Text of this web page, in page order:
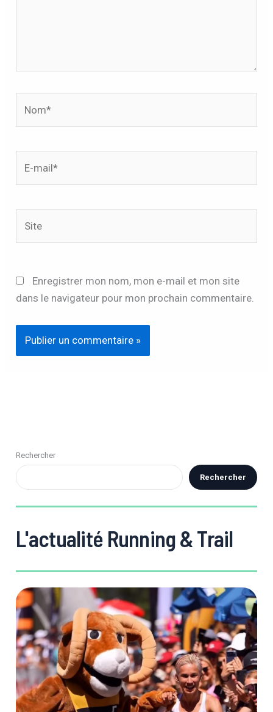
Enregistrer mon nom, mon e-mail et mon site
dans le navigateur pour mon prochain commentaire.
Rechercher
Rechercher
L'actualité Running & Trail